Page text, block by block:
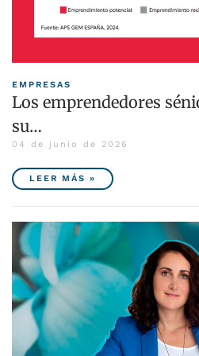
EMPRESAS
Los emprendedores
su…
04 de junio de 2026
LEER MÁS »